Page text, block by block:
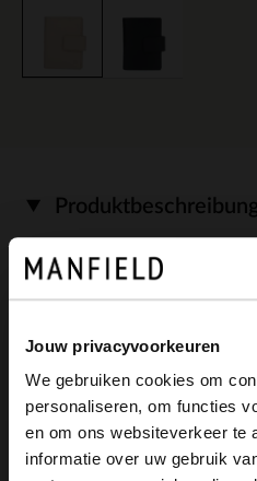
Jouw privacyvoorkeuren
We gebruiken cookies om
personaliseren, om functies
en om ons websiteverkeer te
informatie over uw gebruik
Beigefarbenes
gearbeitet. Wir
mit dem Carbon Pro-
pflegen. Das
View this